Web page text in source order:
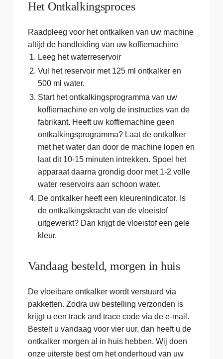
Het Ontkalkingsproces
Raadpleeg voor het ontkalken van uw machine
altijd de handleiding van uw koffiemachine
Leeg het waterreservoir
Vul het reservoir met 125 ml ontkalker en
500 ml water.
Start het ontkalkingsprogramma van uw
koffiemachine en volg de instructies van de
fabrikant. Heeft uw koffiemachine geen
ontkalkingsprogramma? Laat de ontkalker
met het water dan door de machine lopen en
laat dit 10-15 minuten intrekken. Spoel het
apparaat daarna grondig door met 1-2 volle
water reservoirs aan schoon water.
De ontkalker heeft een kleurenindicator. Is
de ontkalkingskracht van de vloeistof
uitgewerkt? Dan krijgt de vloeistof een gele
kleur.
Vandaag besteld, morgen in huis
De vloeibare ontkalker wordt verstuurd via
pakketten. Zodra uw bestelling verzonden is
krijgt u een track and trace code via de e-mail.
Bestelt u vandaag voor vier uur, dan heeft u de
ontkalker morgen al in huis hebben. Wij doen
onze uiterste best om het onderhoud van uw